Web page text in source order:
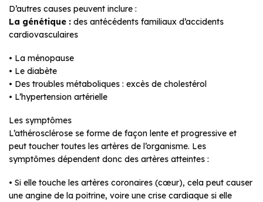
D’autres causes peuvent inclure :
La génétique : des antécédents familiaux d’accidents
cardiovasculaires
• La ménopause
• Le diabète
• Des troubles métaboliques : excès de cholestérol
• L’hypertension artérielle
Les symptômes
L’athérosclérose se forme de façon lente et progressive et
peut toucher toutes les artères de l’organisme. Les
symptômes dépendent donc des artères atteintes :
• Si elle touche les artères coronaires (cœur), cela peut causer
une angine de la poitrine, voire une crise cardiaque si elle